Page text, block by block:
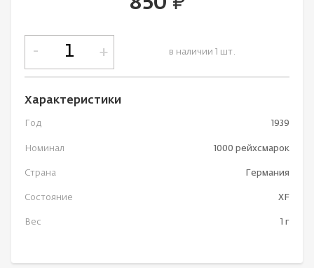
руб.
в наличии 1 шт.
- +
Характеристики
Год 1939
Номинал 1000 рейхсмарок
Страна Германия
Состояние XF
Вес 1 г